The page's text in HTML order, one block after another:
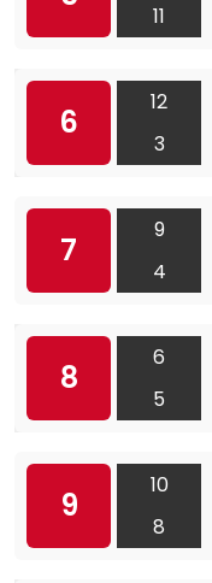
11
6
12
3
7
9
4
8
6
5
9
10
8